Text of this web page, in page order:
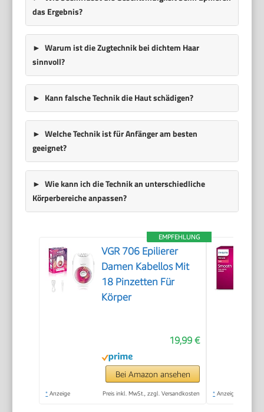
das Ergebnis?
Warum ist die Zugtechnik bei dichtem Haar
sinnvoll?
Kann falsche Technik die Haut schädigen?
Welche Technik ist für Anfänger am besten
geeignet?
Wie kann ich die Technik an unterschiedliche
Körperbereiche anpassen?
EMPFEHLUNG
VGR 706 Epilierer
Damen Kabellos Mit
18 Pinzetten Für
Körper
19,99 €
Bei Amazon ansehen
* Anzeige Preis inkl. MwSt., zzgl. Versandkosten * Anzeige